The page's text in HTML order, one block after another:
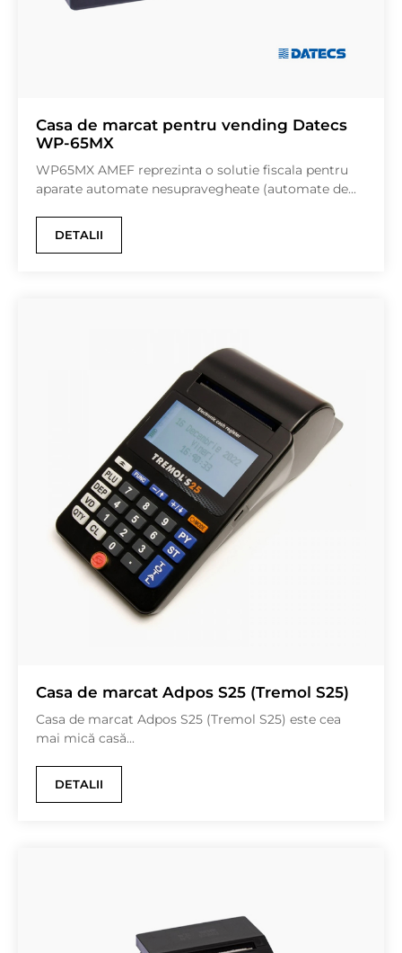
Casa de marcat pentru vending Datecs
WP-65MX
WP65MX AMEF reprezinta o solutie fiscala pentru
aparate automate nesupravegheate (automate de...
DETALII
Casa de marcat Adpos S25 (Tremol S25)
Casa de marcat Adpos S25 (Tremol S25) este cea
mai mică casă...
DETALII